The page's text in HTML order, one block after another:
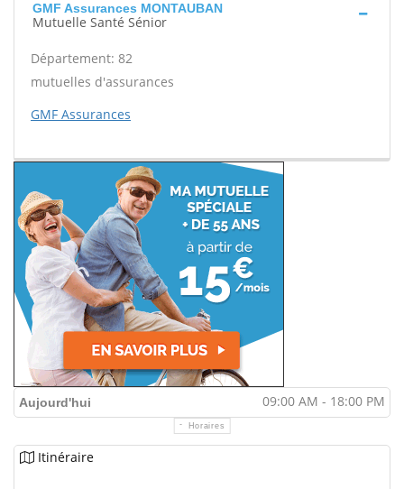
GMF Assurances MONTAUBAN
Mutuelle Santé Sénior
Département: 82
mutuelles d'assurances
GMF Assurances
Aujourd'hui 09:00 AM - 18:00 PM
Horaires
Itinéraire